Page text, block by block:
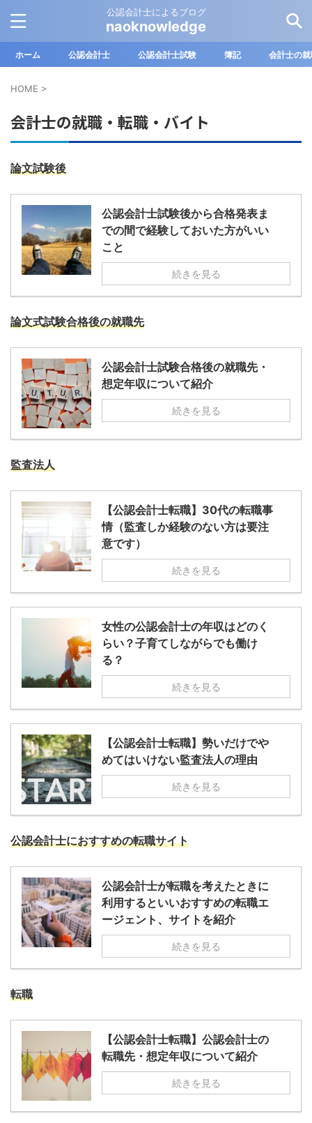
公認会計士によるブログ
naoknowledge
ホーム 公認会計士 公認会計士試験 簿記 会計士の
HOME >
会計士の就職・転職・バイト
論文試験後
公認会計士試験後から合格発表ま
での間で経験しておいた方がいい
こと
続きを見る
論文式試験合格後の就職先
公認会計士試験合格後の就職先・
想定年収について紹介
続きを見る
監査法人
【公認会計士転職】30代の転職事
情（監査しか経験のない方は要注
意です）
続きを見る
女性の公認会計士の年収はどのく
らい？子育てしながらでも働け
る？
続きを見る
【公認会計士転職】勢いだけでや
めてはいけない監査法人の理由
続きを見る
公認会計士におすすめの転職サイト
公認会計士が転職を考えたときに
利用するといいおすすめの転職エ
ージェント、サイトを紹介
続きを見る
転職
【公認会計士転職】公認会計士の
転職先・想定年収について紹介
続きを見る